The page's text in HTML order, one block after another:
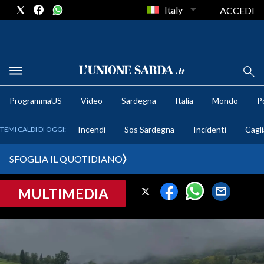
METEO
CRONACA SARDEGNA
SULCIS IGLESIENTE
Italy ACCEDI
ProgrammaUS Video Sardegna Italia Mondo
TEMI CALDI DI OGGI: Incendi Sos Sardegna Incidenti
SFOGLIA IL QUOTIDIANO
MULTIMEDIA